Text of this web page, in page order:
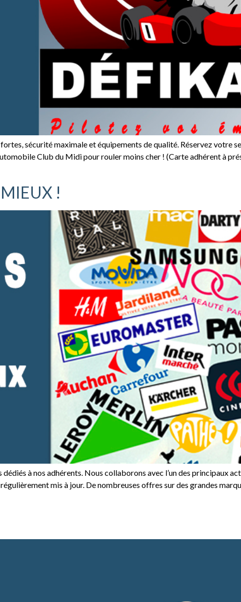
sécurité maximale et équipements de qualité. Réservez votre
Club du Midi pour rouler moins cher ! (Carte adhérent à
!
à nos adhérents. Nous collaborons avec l’un des principaux
mis à jour. De nombreuses offres sur des grandes